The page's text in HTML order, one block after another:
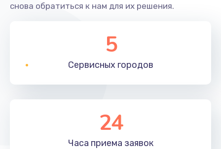
снова обратиться к нам для их решения.
5
Сервисных городов
24
Часа приема заявок